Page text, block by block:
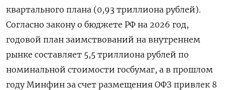
квартального плана (0,93 триллиона рублей).
Согласно закону о бюджете РФ на 2026 год,
годовой план заимствований на внутреннем
рынке составляет 5,5 триллиона рублей по
номинальной стоимости госбумаг, а в прошлом
году Минфин за счет размещения ОФЗ привлек 8